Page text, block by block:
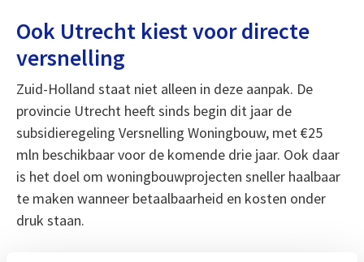
Ook Utrecht kiest voor directe
versnelling
Zuid-Holland staat niet alleen in deze aanpak. De
provincie Utrecht heeft sinds begin dit jaar de
subsidieregeling Versnelling Woningbouw, met €25
mln beschikbaar voor de komende drie jaar. Ook daar
is het doel om woningbouwprojecten sneller haalbaar
te maken wanneer betaalbaarheid en kosten onder
druk staan.